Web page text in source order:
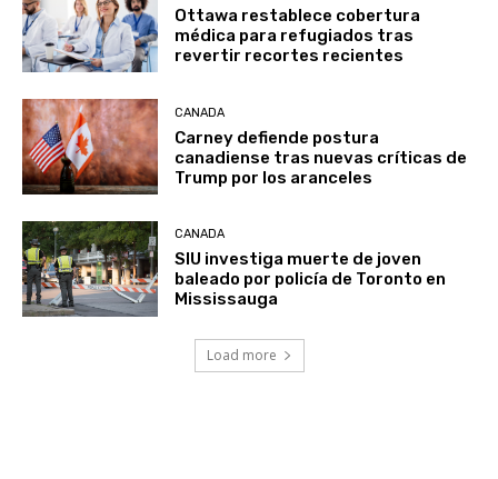
Ottawa restablece cobertura
médica para refugiados tras
revertir recortes recientes
CANADA
Carney defiende postura
canadiense tras nuevas críticas de
Trump por los aranceles
CANADA
SIU investiga muerte de joven
baleado por policía de Toronto en
Mississauga
Load more